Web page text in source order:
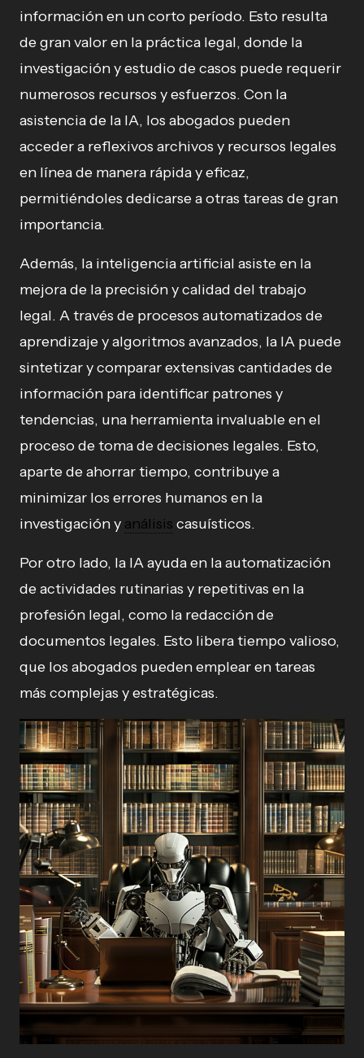
información en un corto período. Esto resulta
de gran valor en la práctica legal, donde la
investigación y estudio de casos puede requerir
numerosos recursos y esfuerzos. Con la
asistencia de la IA, los abogados pueden
acceder a reflexivos archivos y recursos legales
en línea de manera rápida y eficaz,
permitiéndoles dedicarse a otras tareas de gran
importancia.
Además, la inteligencia artificial asiste en la
mejora de la precisión y calidad del trabajo
legal. A través de procesos automatizados de
aprendizaje y algoritmos avanzados, la IA puede
sintetizar y comparar extensivas cantidades de
información para identificar patrones y
tendencias, una herramienta invaluable en el
proceso de toma de decisiones legales. Esto,
aparte de ahorrar tiempo, contribuye a
minimizar los errores humanos en la
investigación y análisis casuísticos.
Por otro lado, la IA ayuda en la automatización
de actividades rutinarias y repetitivas en la
profesión legal, como la redacción de
documentos legales. Esto libera tiempo valioso,
que los abogados pueden emplear en tareas
más complejas y estratégicas.